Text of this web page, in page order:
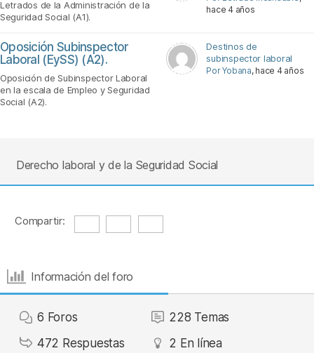
Letrados de la Administración de la
Seguridad Social (A1).
hace 4 años
Oposición Subinspector
Laboral (EySS) (A2).
Oposición de Subinspector Laboral
en la escala de Empleo y Seguridad
Social (A2).
Destinos de
subinspector laboral
Por Yobana, hace 4 años
Derecho laboral y de la Seguridad Social
Compartir:
Información del foro
6 Foros 228 Temas
472 Respuestas 2 En línea